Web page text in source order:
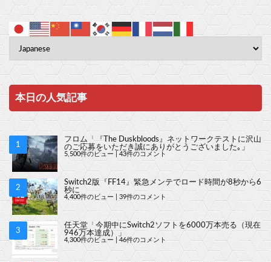
本日の人気記事
フロム「『The Duskbloods』ネットワークテストに沢山
のご応募をいただき誠にありがとうございました｡」
5,500件のビュー| 43件のコメント
Switch2版『FF14』緊急メンテでロード時間が8秒から6
秒に
4,400件のビュー 39件のコメント
任天堂「今期中にSwitch2ソフトを6000万本売る（現在
946万本達成）」
4,300件のビュー |46件のコメント